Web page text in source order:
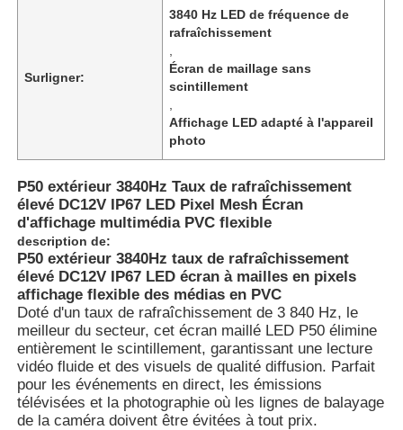
Surligner:
3840 Hz LED de fréquence de
rafraîchissement
Écran de maillage sans
scintillement
Affichage LED adapté à l'appareil
photo
P50 extérieur 3840Hz Taux de rafraîchissement
élevé DC12V IP67 LED Pixel Mesh Écran
d'affichage multimédia PVC flexible
description de:
P50 extérieur 3840Hz taux de rafraîchissement
élevé DC12V IP67 LED écran à mailles en pixels
affichage flexible des médias en PVC
Doté d'un taux de rafraîchissement de 3 840 Hz, le
meilleur du secteur, cet écran maillé LED P50 élimine
entièrement le scintillement, garantissant une lecture
vidéo fluide et des visuels de qualité diffusion. Parfait
pour les événements en direct, les émissions
télévisées et la photographie où les lignes de balayage
de la caméra doivent être évitées à tout prix.